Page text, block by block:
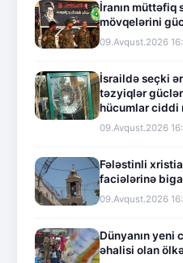
İranın müttəfiq
mövqelərini
09.Avqust.2026
İsraildə seçki
təzyiqlər
hücumlar ciddi
09.Avqust.2026
Fələstinli
faciələrinə
09.Avqust.2026
Dünyanın yeni
əhalisi olan